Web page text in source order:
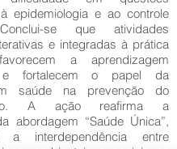
epidemiologia e ao controle
se que atividades
e integradas à prática
a aprendizagem
e fortalecem o papel da
saúde na prevenção do
A ação reafirma a
abordagem “Saúde Única”,
a interdependência entre